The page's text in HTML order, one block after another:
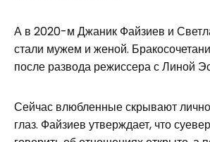
А в 2020-м Джаник Файзиев и
стали мужем и женой.
после развода режиссера с Линой
Сейчас влюбленные скрывают
глаз. Файзиев утверждает, что